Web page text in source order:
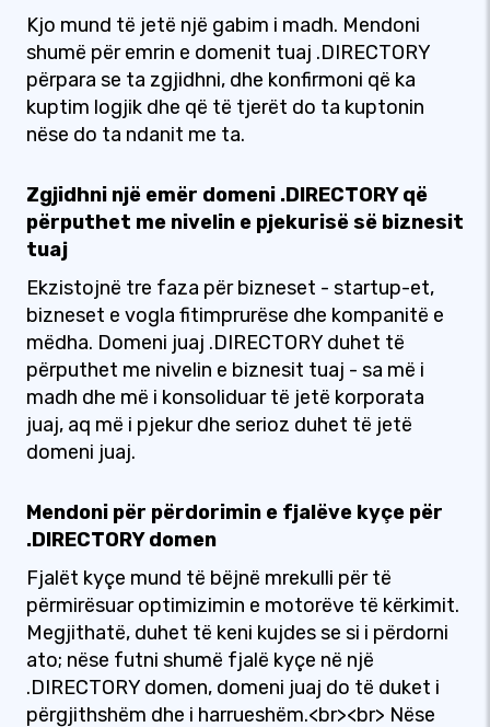
Kjo mund të jetë një gabim i madh. Mendoni
shumë për emrin e domenit tuaj .DIRECTORY
përpara se ta zgjidhni, dhe konfirmoni që ka
kuptim logjik dhe që të tjerët do ta kuptonin
nëse do ta ndanit me ta.
Zgjidhni një emër domeni .DIRECTORY që
përputhet me nivelin e pjekurisë së biznesit
tuaj
Ekzistojnë tre faza për bizneset - startup-et,
bizneset e vogla fitimprurëse dhe kompanitë e
mëdha. Domeni juaj .DIRECTORY duhet të
përputhet me nivelin e biznesit tuaj - sa më i
madh dhe më i konsoliduar të jetë korporata
juaj, aq më i pjekur dhe serioz duhet të jetë
domeni juaj.
Mendoni për përdorimin e fjalëve kyçe për
.DIRECTORY domen
Fjalët kyçe mund të bëjnë mrekulli për të
përmirësuar optimizimin e motorëve të kërkimit.
Megjithatë, duhet të keni kujdes se si i përdorni
ato; nëse futni shumë fjalë kyçe në një
.DIRECTORY domen, domeni juaj do të duket i
përgjithshëm dhe i harrueshëm.<br><br> Nëse